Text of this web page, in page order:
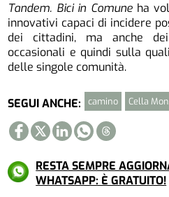
Tandem. Bici in Comuneha
innovativi capaci di incidere
dei cittadini, ma anche
occasionali e quindi sulla
delle singole comunità.
SEGUI ANCHE: camino Cella
RESTA SEMPRE
WHATSAPP: È GRATUITO!